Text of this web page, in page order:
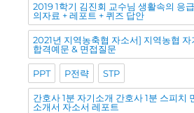
2019 1학기 김진회 교수님 생활속의 응
의자료 + 레포트 + 퀴즈 답안
2021년 지역농축협 자소서] 지역농협 자
합격예문 & 면접질문
PPT P전략 STP
간호사 1분 자기소개 간호사 1분 스피치
소개서 자소서 레포트